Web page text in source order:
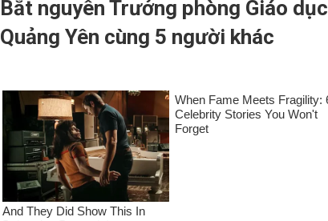
Bắt nguyên Trưởng phòng Giáo
Quảng Yên cùng 5 người khác